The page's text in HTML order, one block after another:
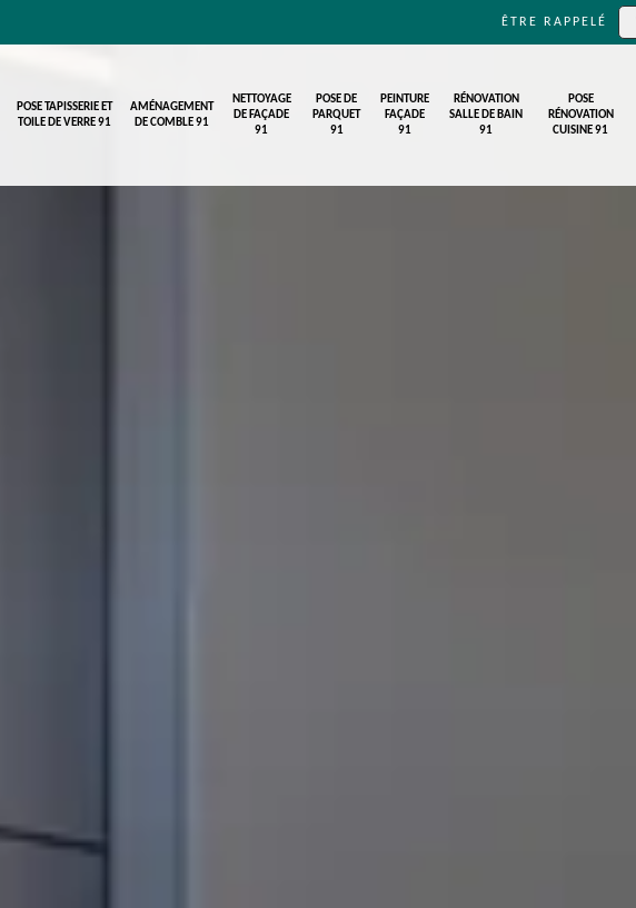
ÊTRE RAPPELÉ
POSE TAPISSERIE ET
TOILE DE VERRE 91
AMÉNAGEMENT
DE COMBLE 91
NETTOYAGE
DE FAÇADE
91
POSE DE
PARQUET
91
PEINTURE
FAÇADE
91
RÉNOVATION
SALLE DE BAIN
91
POSE
RÉNOVATION
CUISINE 91